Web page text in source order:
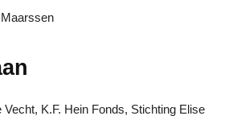
K.F. Hein Fonds, Stichting Elise